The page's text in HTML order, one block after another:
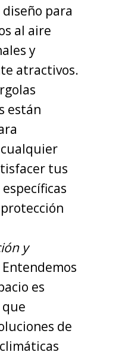
para
al aire
y
atractivos.
están
tus
y
Entendemos
es
de